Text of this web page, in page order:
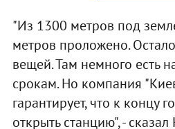
"Из 1300 метров под
метров проложено.
вещей. Там немного есть
срокам. Но компания
гарантирует, что к концу
открыть станцию", -